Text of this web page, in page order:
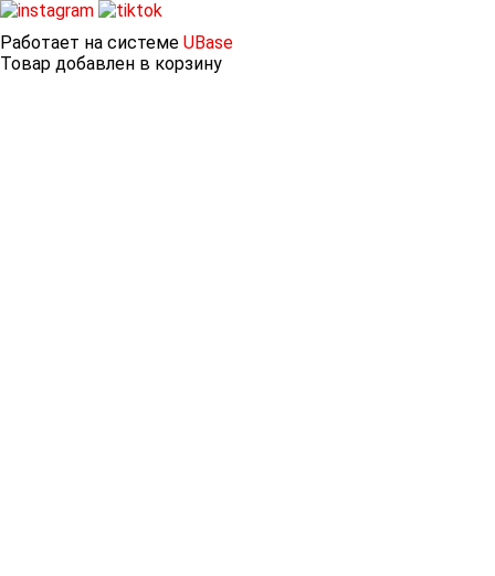
Работает на системе UBase
Товар добавлен в корзину